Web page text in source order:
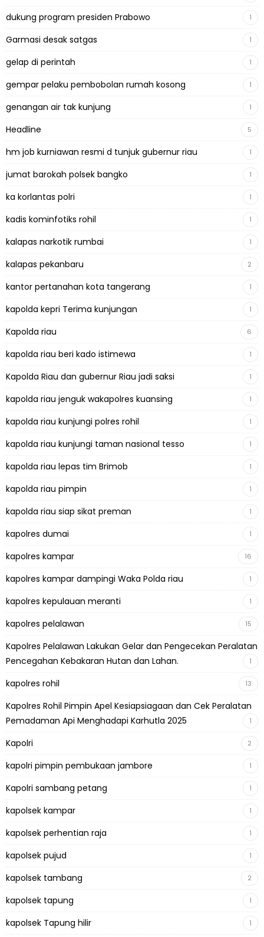
dukung program presiden Prabowo
1
Garmasi desak satgas 1
gelap di perintah 1
gempar pelaku pembobolan rumah kosong 1
genangan air tak kunjung 1
Headline 5
hm job kurniawan resmi d tunjuk gubernur riau 1
jumat barokah polsek bangko 1
ka korlantas polri 1
kadis kominfotiks rohil 1
kalapas narkotik rumbai 1
kalapas pekanbaru 2
kantor pertanahan kota tangerang 1
kapolda kepri Terima kunjungan 1
Kapolda riau 6
kapolda riau beri kado istimewa 1
Kapolda Riau dan gubernur Riau jadi saksi 1
kapolda riau jenguk wakapolres kuansing 1
kapolda riau kunjungi polres rohil 1
kapolda riau kunjungi taman nasional tesso 1
kapolda riau lepas tim Brimob 1
kapolda riau pimpin 1
kapolda riau siap sikat preman 1
kapolres dumai 1
kapolres kampar 16
kapolres kampar dampingi Waka Polda riau 1
kapolres kepulauan meranti 1
kapolres pelalawan 15
Kapolres Pelalawan Lakukan Gelar dan Pengecekan Peralatan
Pencegahan Kebakaran Hutan dan Lahan.
1
kapolres rohil 13
Kapolres Rohil Pimpin Apel Kesiapsiagaan dan Cek Peralatan
Pemadaman Api Menghadapi Karhutla 2025
1
Kapolri 2
kapolri pimpin pembukaan jambore 1
Kapolri sambang petang 1
kapolsek kampar 1
kapolsek perhentian raja 1
kapolsek pujud 1
kapolsek tambang 2
kapolsek tapung 1
kapolsek Tapung hilir 1